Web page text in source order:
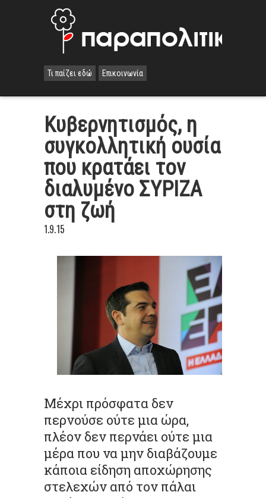
Τι παίζει εδώ Επικοινωνία
Κυβερνητισμός, η
συγκολλητική ουσία
που κρατάει τον
διαλυμένο ΣΥΡΙΖΑ
στη ζωή
1.9.15
Μέχρι πρόσφατα δεν
περνούσε ούτε μια ώρα,
πλέον δεν περνάει ούτε μια
μέρα που να μην διαβάζουμε
κάποια είδηση αποχώρησης
στελεχών από τον πάλαι